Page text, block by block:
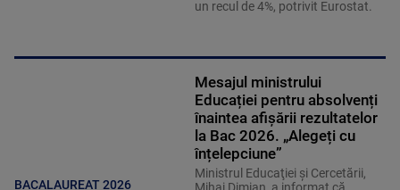
un recul de 4%, potrivit Eurostat.
BACALAUREAT 2026
Mesajul ministrului
Educației pentru absolvenți
înaintea afișării rezultatelor
la Bac 2026. „Alegeți cu
înțelepciune”
Ministrul Educaţiei şi Cercetării,
Mihai Dimian, a informat că